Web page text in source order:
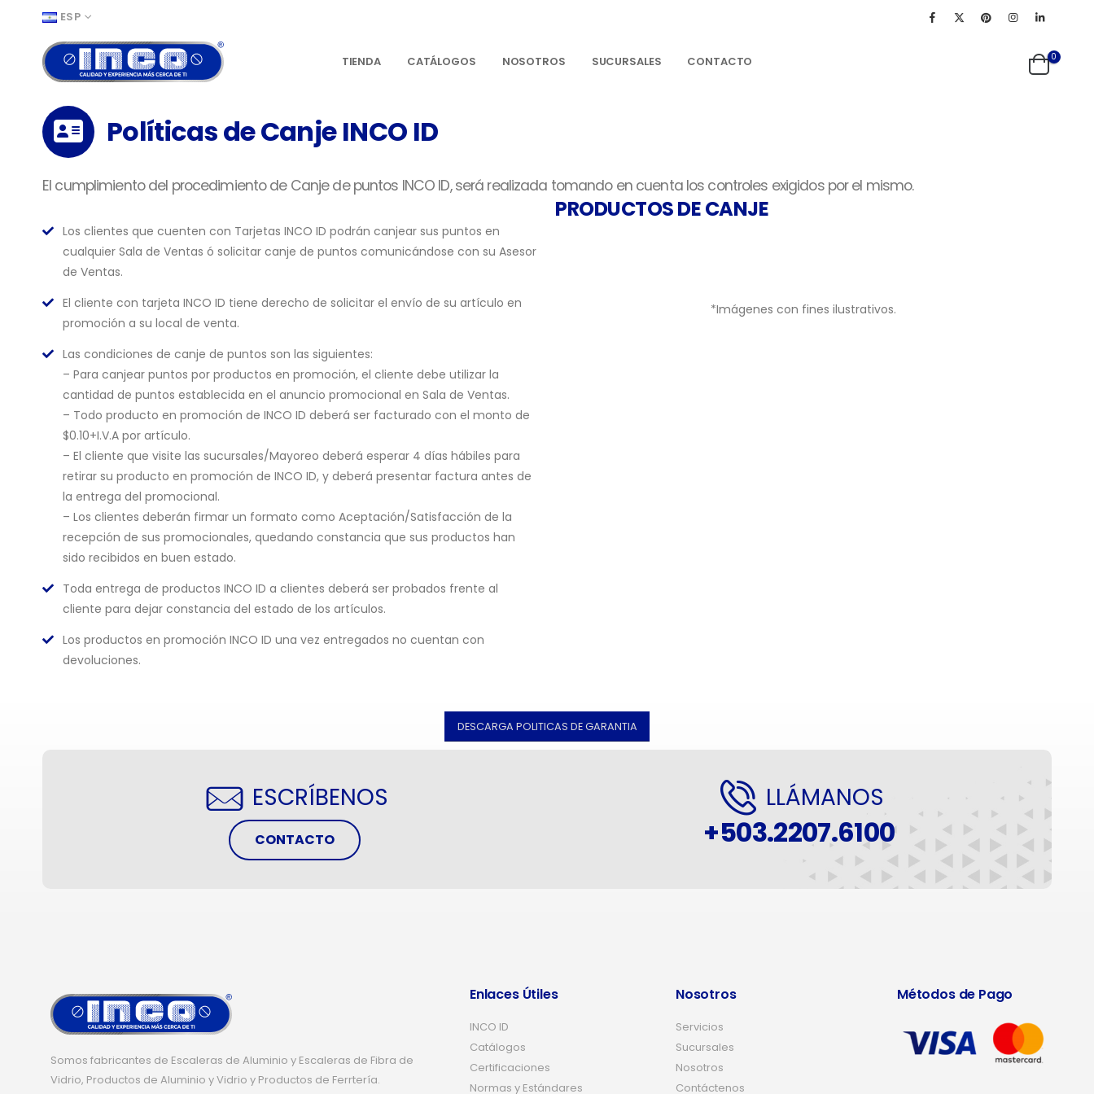
ESP
TIENDA CATÁLOGOS NOSOTROS SUCURSALES CONTACTO 0
Políticas de Canje INCO ID
El cumplimiento del procedimiento de Canje de puntos INCO ID, será realizada tomando en cuenta los controles exigidos por el mismo.
Los clientes que cuenten con Tarjetas INCO ID podrán canjear sus puntos en
cualquier Sala de Ventas ó solicitar canje de puntos comunicándose con su Asesor
de Ventas.
El cliente con tarjeta INCO ID tiene derecho de solicitar el envío de su artículo en
promoción a su local de venta.
Las condiciones de canje de puntos son las siguientes:
– Para canjear puntos por productos en promoción, el cliente debe utilizar la
cantidad de puntos establecida en el anuncio promocional en Sala de Ventas.
– Todo producto en promoción de INCO ID deberá ser facturado con el monto de
$0.10+I.V.A por artículo.
– El cliente que visite las sucursales/Mayoreo deberá esperar 4 días hábiles para
retirar su producto en promoción de INCO ID, y deberá presentar factura antes de
la entrega del promocional.
– Los clientes deberán firmar un formato como Aceptación/Satisfacción de la
recepción de sus promocionales, quedando constancia que sus productos han
sido recibidos en buen estado.
Toda entrega de productos INCO ID a clientes deberá ser probados frente al
cliente para dejar constancia del estado de los artículos.
Los productos en promoción INCO ID una vez entregados no cuentan con
devoluciones.
PRODUCTOS DE CANJE
*Imágenes con fines ilustrativos.
DESCARGA POLITICAS DE GARANTIA
ESCRÍBENOS
CONTACTO
LLÁMANOS
+503.2207.6100
Somos fabricantes de Escaleras de Aluminio y Escaleras de Fibra de
Vidrio, Productos de Aluminio y Vidrio y Productos de Ferrtería.
Enlaces Útiles
INCO ID
Catálogos
Certificaciones
Normas y Estándares
Nosotros
Servicios
Sucursales
Nosotros
Contáctenos
Métodos de Pago